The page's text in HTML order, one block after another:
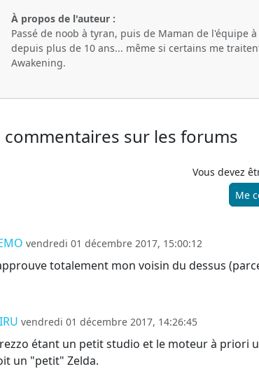
À propos de l'auteur :
Passé de noob à tyran, puis de Maman de l'équipe
depuis plus de 10 ans... même si certains me
Awakening.
commentaires sur les forums
Vous devez
Me
vendredi 01 décembre 2017, 15:00:12
totalement mon voisin du dessus
vendredi 01 décembre 2017, 14:26:45
étant un petit studio et le moteur à priori
un "petit" Zelda.